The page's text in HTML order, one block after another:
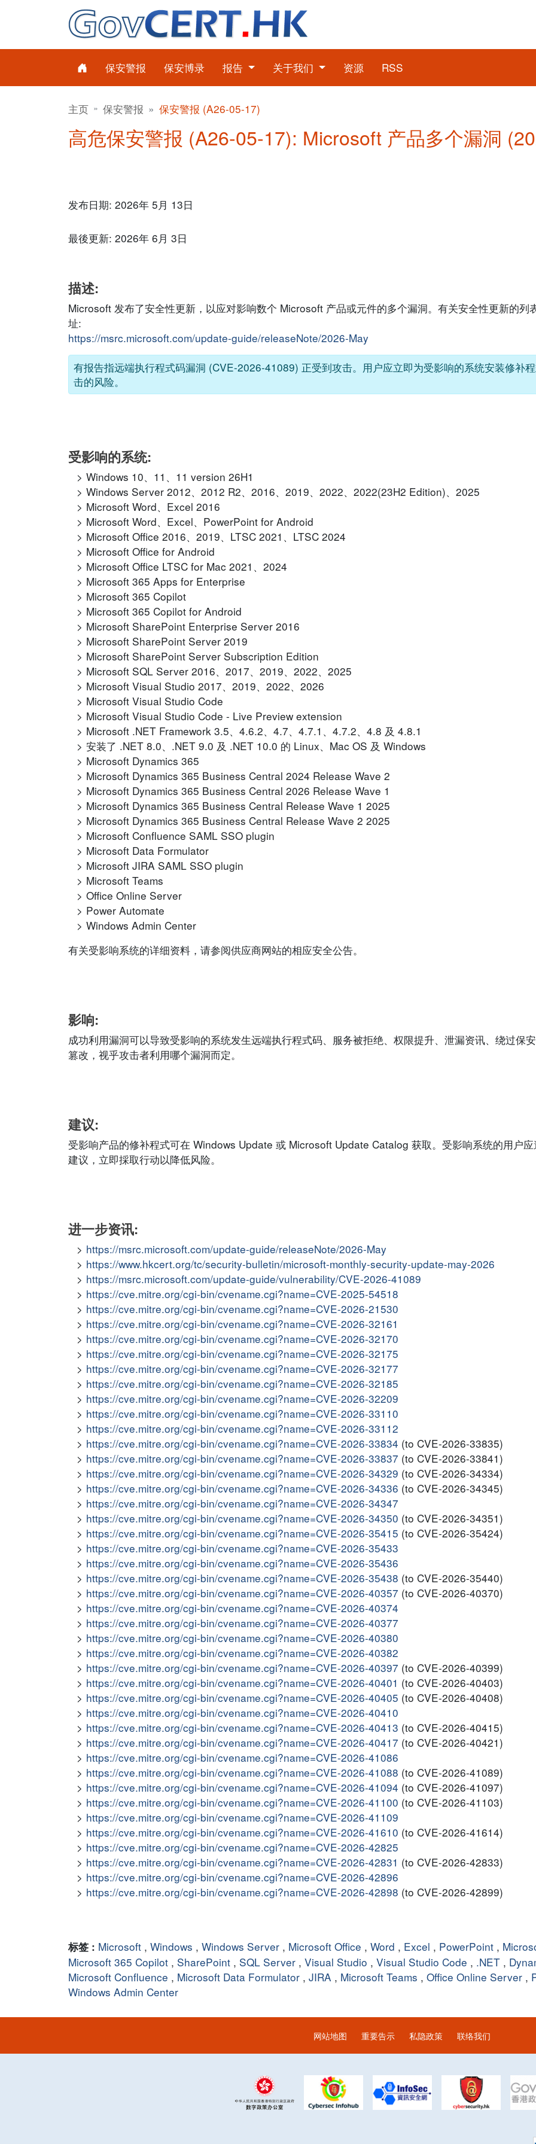
保安警报 保安博录 报告 关于我们 资源 RSS
主页 保安警报 保安警报 (A26-05-17)
高危保安警报 (A26-05-17): Microsoft 产品多个漏洞
发布日期: 2026年 5月 13日
最後更新: 2026年 6月 3日
描述:
Microsoft 发布了安全性更新，以应对影响数个 Microsoft 产品或元件的多个漏洞。有关安全性更新的列
址:
https://msrc.microsoft.com/update-guide/releaseNote/2026-May
有报告指远端执行程式码漏洞 (CVE-2026-41089) 正受到攻击。用户应立即为受影响的系统安装修补
击的风险。
受影响的系统:
Windows 10、11、11 version 26H1
Windows Server 2012、2012 R2、2016、2019、2022、2022(23H2 Edition)、2025
Microsoft Word、Excel 2016
Microsoft Word、Excel、PowerPoint for Android
Microsoft Office 2016、2019、LTSC 2021、LTSC 2024
Microsoft Office for Android
Microsoft Office LTSC for Mac 2021、2024
Microsoft 365 Apps for Enterprise
Microsoft 365 Copilot
Microsoft 365 Copilot for Android
Microsoft SharePoint Enterprise Server 2016
Microsoft SharePoint Server 2019
Microsoft SharePoint Server Subscription Edition
Microsoft SQL Server 2016、2017、2019、2022、2025
Microsoft Visual Studio 2017、2019、2022、2026
Microsoft Visual Studio Code
Microsoft Visual Studio Code - Live Preview extension
Microsoft .NET Framework 3.5、4.6.2、4.7、4.7.1、4.7.2、4.8 及 4.8.1
安装了 .NET 8.0、.NET 9.0 及 .NET 10.0 的 Linux、Mac OS 及 Windows
Microsoft Dynamics 365
Microsoft Dynamics 365 Business Central 2024 Release Wave 2
Microsoft Dynamics 365 Business Central 2026 Release Wave 1
Microsoft Dynamics 365 Business Central Release Wave 1 2025
Microsoft Dynamics 365 Business Central Release Wave 2 2025
Microsoft Confluence SAML SSO plugin
Microsoft Data Formulator
Microsoft JIRA SAML SSO plugin
Microsoft Teams
Office Online Server
Power Automate
Windows Admin Center
有关受影响系统的详细资料，请参阅供应商网站的相应安全公告。
影响:
成功利用漏洞可以导致受影响的系统发生远端执行程式码、服务被拒绝、权限提升、泄漏资讯、绕过保
篡改，视乎攻击者利用哪个漏洞而定。
建议:
受影响产品的修补程式可在 Windows Update 或 Microsoft Update Catalog 获取。受影响系统的用户
建议，立即採取行动以降低风险。
进一步资讯:
https://msrc.microsoft.com/update-guide/releaseNote/2026-May
https://www.hkcert.org/tc/security-bulletin/microsoft-monthly-security-update-may-2026
https://msrc.microsoft.com/update-guide/vulnerability/CVE-2026-41089
https://cve.mitre.org/cgi-bin/cvename.cgi?name=CVE-2025-54518
https://cve.mitre.org/cgi-bin/cvename.cgi?name=CVE-2026-21530
https://cve.mitre.org/cgi-bin/cvename.cgi?name=CVE-2026-32161
https://cve.mitre.org/cgi-bin/cvename.cgi?name=CVE-2026-32170
https://cve.mitre.org/cgi-bin/cvename.cgi?name=CVE-2026-32175
https://cve.mitre.org/cgi-bin/cvename.cgi?name=CVE-2026-32177
https://cve.mitre.org/cgi-bin/cvename.cgi?name=CVE-2026-32185
https://cve.mitre.org/cgi-bin/cvename.cgi?name=CVE-2026-32209
https://cve.mitre.org/cgi-bin/cvename.cgi?name=CVE-2026-33110
https://cve.mitre.org/cgi-bin/cvename.cgi?name=CVE-2026-33112
https://cve.mitre.org/cgi-bin/cvename.cgi?name=CVE-2026-33834 (to CVE-2026-33835)
https://cve.mitre.org/cgi-bin/cvename.cgi?name=CVE-2026-33837 (to CVE-2026-33841)
https://cve.mitre.org/cgi-bin/cvename.cgi?name=CVE-2026-34329 (to CVE-2026-34334)
https://cve.mitre.org/cgi-bin/cvename.cgi?name=CVE-2026-34336 (to CVE-2026-34345)
https://cve.mitre.org/cgi-bin/cvename.cgi?name=CVE-2026-34347
https://cve.mitre.org/cgi-bin/cvename.cgi?name=CVE-2026-34350 (to CVE-2026-34351)
https://cve.mitre.org/cgi-bin/cvename.cgi?name=CVE-2026-35415 (to CVE-2026-35424)
https://cve.mitre.org/cgi-bin/cvename.cgi?name=CVE-2026-35433
https://cve.mitre.org/cgi-bin/cvename.cgi?name=CVE-2026-35436
https://cve.mitre.org/cgi-bin/cvename.cgi?name=CVE-2026-35438 (to CVE-2026-35440)
https://cve.mitre.org/cgi-bin/cvename.cgi?name=CVE-2026-40357 (to CVE-2026-40370)
https://cve.mitre.org/cgi-bin/cvename.cgi?name=CVE-2026-40374
https://cve.mitre.org/cgi-bin/cvename.cgi?name=CVE-2026-40377
https://cve.mitre.org/cgi-bin/cvename.cgi?name=CVE-2026-40380
https://cve.mitre.org/cgi-bin/cvename.cgi?name=CVE-2026-40382
https://cve.mitre.org/cgi-bin/cvename.cgi?name=CVE-2026-40397 (to CVE-2026-40399)
https://cve.mitre.org/cgi-bin/cvename.cgi?name=CVE-2026-40401 (to CVE-2026-40403)
https://cve.mitre.org/cgi-bin/cvename.cgi?name=CVE-2026-40405 (to CVE-2026-40408)
https://cve.mitre.org/cgi-bin/cvename.cgi?name=CVE-2026-40410
https://cve.mitre.org/cgi-bin/cvename.cgi?name=CVE-2026-40413 (to CVE-2026-40415)
https://cve.mitre.org/cgi-bin/cvename.cgi?name=CVE-2026-40417 (to CVE-2026-40421)
https://cve.mitre.org/cgi-bin/cvename.cgi?name=CVE-2026-41086
https://cve.mitre.org/cgi-bin/cvename.cgi?name=CVE-2026-41088 (to CVE-2026-41089)
https://cve.mitre.org/cgi-bin/cvename.cgi?name=CVE-2026-41094 (to CVE-2026-41097)
https://cve.mitre.org/cgi-bin/cvename.cgi?name=CVE-2026-41100 (to CVE-2026-41103)
https://cve.mitre.org/cgi-bin/cvename.cgi?name=CVE-2026-41109
https://cve.mitre.org/cgi-bin/cvename.cgi?name=CVE-2026-41610 (to CVE-2026-41614)
https://cve.mitre.org/cgi-bin/cvename.cgi?name=CVE-2026-42825
https://cve.mitre.org/cgi-bin/cvename.cgi?name=CVE-2026-42831 (to CVE-2026-42833)
https://cve.mitre.org/cgi-bin/cvename.cgi?name=CVE-2026-42896
https://cve.mitre.org/cgi-bin/cvename.cgi?name=CVE-2026-42898 (to CVE-2026-42899)
标签 : Microsoft , Windows , Windows Server , Microsoft Office , Word , Excel , PowerPoint ,
Microsoft 365 Copilot , SharePoint , SQL Server , Visual Studio , Visual Studio Code , .NET ,
Microsoft Confluence , Microsoft Data Formulator , JIRA , Microsoft Teams , Office Online Server ,
Windows Admin Center
网站地图 重要告示 私隐政策 联络我们